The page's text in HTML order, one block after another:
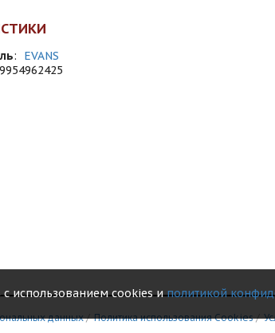
:
EVANS
данных/Политика использования Сookies/
с использованием cookies иполитикой